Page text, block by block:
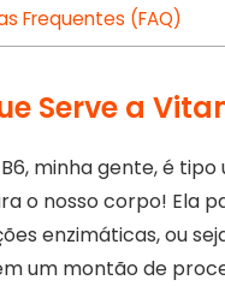
Frequentes (FAQ)
Serve a
minha gente, é
o nosso corpo! Ela
enzimáticas, ou
um montão de